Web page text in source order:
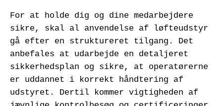
For at holde dig og dine medarbejdere
sikre, skal al anvendelse af løfteudstyr
gå efter en struktureret tilgang. Det
anbefales at udarbejde en detaljeret
sikkerhedsplan og sikre, at operatørerne
er uddannet i korrekt håndtering af
udstyret. Dertil kommer vigtigheden af